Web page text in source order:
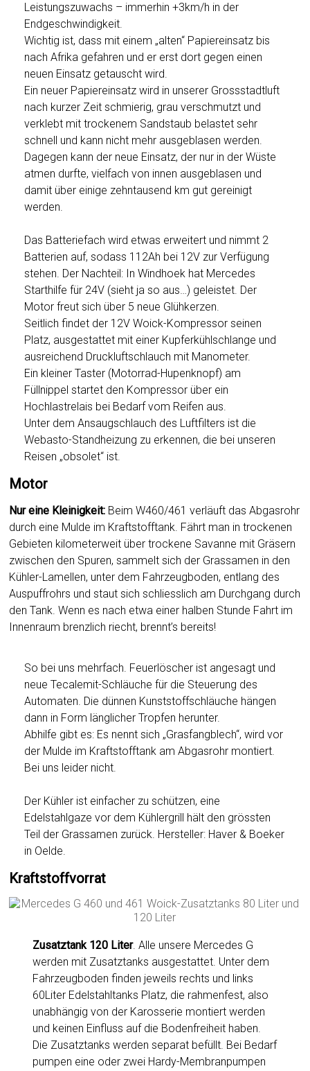
Leistungszuwachs – immerhin +3km/h in der
Endgeschwindigkeit.
Wichtig ist, dass mit einem „alten“ Papiereinsatz bis
nach Afrika gefahren und er erst dort gegen einen
neuen Einsatz getauscht wird.
Ein neuer Papiereinsatz wird in unserer Grossstadtluft
nach kurzer Zeit schmierig, grau verschmutzt und
verklebt mit trockenem Sandstaub belastet sehr
schnell und kann nicht mehr ausgeblasen werden.
Dagegen kann der neue Einsatz, der nur in der Wüste
atmen durfte, vielfach von innen ausgeblasen und
damit über einige zehntausend km gut gereinigt
werden.
Das Batteriefach wird etwas erweitert und nimmt 2
Batterien auf, sodass 112Ah bei 12V zur Verfügung
stehen. Der Nachteil: In Windhoek hat Mercedes
Starthilfe für 24V (sieht ja so aus…) geleistet. Der
Motor freut sich über 5 neue Glühkerzen.
Seitlich findet der 12V Woick-Kompressor seinen
Platz, ausgestattet mit einer Kupferkühlschlange und
ausreichend Druckluftschlauch mit Manometer.
Ein kleiner Taster (Motorrad-Hupenknopf) am
Füllnippel startet den Kompressor über ein
Hochlastrelais bei Bedarf vom Reifen aus.
Unter dem Ansaugschlauch des Luftfilters ist die
Webasto-Standheizung zu erkennen, die bei unseren
Reisen „obsolet“ ist.
Motor
Nur eine Kleinigkeit: Beim W460/461 verläuft das Abgasrohr
durch eine Mulde im Kraftstofftank. Fährt man in trockenen
Gebieten kilometerweit über trockene Savanne mit Gräsern
zwischen den Spuren, sammelt sich der Grassamen in den
Kühler-Lamellen, unter dem Fahrzeugboden, entlang des
Auspuffrohrs und staut sich schliesslich am Durchgang durch
den Tank. Wenn es nach etwa einer halben Stunde Fahrt im
Innenraum brenzlich riecht, brennt’s bereits!
So bei uns mehrfach. Feuerlöscher ist angesagt und
neue Tecalemit-Schläuche für die Steuerung des
Automaten. Die dünnen Kunststoffschläuche hängen
dann in Form länglicher Tropfen herunter.
Abhilfe gibt es: Es nennt sich „Grasfangblech“, wird vor
der Mulde im Kraftstofftank am Abgasrohr montiert.
Bei uns leider nicht.
Der Kühler ist einfacher zu schützen, eine
Edelstahlgaze vor dem Kühlergrill hält den grössten
Teil der Grassamen zurück. Hersteller: Haver & Boeker
in Oelde.
Kraftstoffvorrat
Zusatztank 120 Liter. Alle unsere Mercedes G
werden mit Zusatztanks ausgestattet. Unter dem
Fahrzeugboden finden jeweils rechts und links
60Liter Edelstahltanks Platz, die rahmenfest, also
unabhängig von der Karosserie montiert werden
und keinen Einfluss auf die Bodenfreiheit haben.
Die Zusatztanks werden separat befüllt. Bei Bedarf
pumpen eine oder zwei Hardy-Membranpumpen